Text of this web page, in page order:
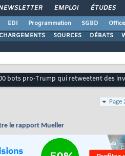
EMPLOI ÉTUDES
EDI Programmation SGBD Office
SOURCES DÉBATS
bots pro-Trump qui retweetent des
Page
le rapport Mueller